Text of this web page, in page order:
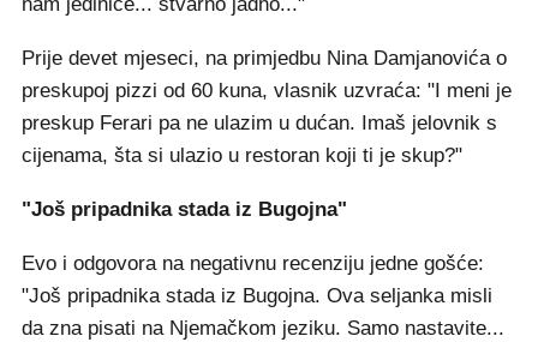
Prije devet mjeseci, na primjedbu Nina Damjanovića o
preskupoj pizzi od 60 kuna, vlasnik uzvraća: "I meni je
preskup Ferari pa ne ulazim u dućan. Imaš jelovnik s
cijenama, šta si ulazio u restoran koji ti je skup?"
"Još pripadnika stada iz Bugojna"
Evo i odgovora na negativnu recenziju jedne gošće:
"Još pripadnika stada iz Bugojna. Ova seljanka misli
da zna pisati na Njemačkom jeziku. Samo nastavite...